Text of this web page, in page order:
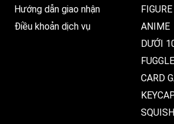
Hướng dẫn giao nhận
Điều khoản dịch vụ
ANIME
DƯỚI
CARD